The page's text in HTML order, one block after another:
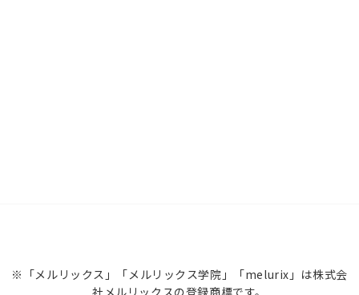
※「メルリックス」「メルリックス学院」「melurix」は株式会
社メルリックスの登録商標です。